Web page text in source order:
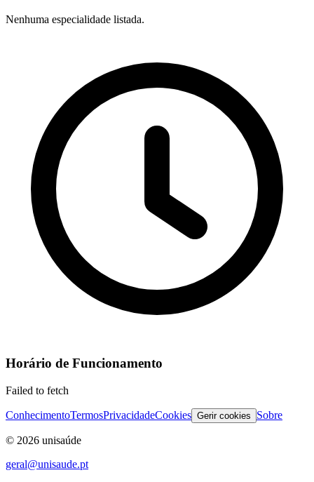
Nenhuma especialidade listada.
Horário de Funcionamento
Failed to fetch
ConhecimentoTermosPrivacidadeCookies Gerir cookies Sobre
© 2026 unisaúde
geral@unisaude.pt